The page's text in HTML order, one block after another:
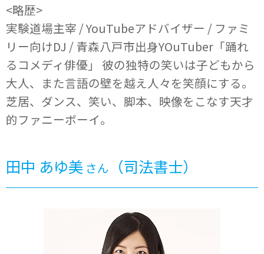
<略歴>
実験道場主宰 / YouTubeアドバイザー / ファミ
リー向けDJ / 青森八戸市出身YOuTuber「踊れ
るコメディ俳優」 彼の独特の笑いは子どもから
大人、また言語の壁を越え人々を笑顔にする。
芝居、ダンス、笑い、脚本、映像をこなす天才
的ファニーボーイ。
田中 あゆ美 さん （司法書士）